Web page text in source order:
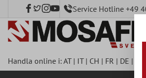
Service Hotline +49
Handla online i:AT| IT| CH | FR | DE |